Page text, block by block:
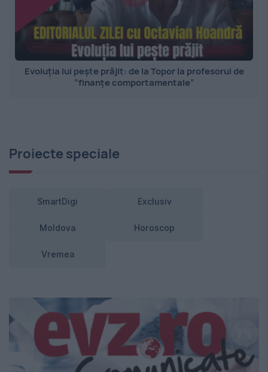
Evoluția lui pește prăjit: de la Topor la profesorul de
”finanțe comportamentale”
Proiecte speciale
SmartDigi Exclusiv
Moldova Horoscop
Vremea